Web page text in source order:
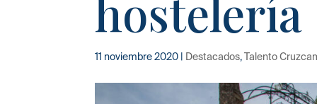
hostelería
11 noviembre 2020 Destacados,Talento